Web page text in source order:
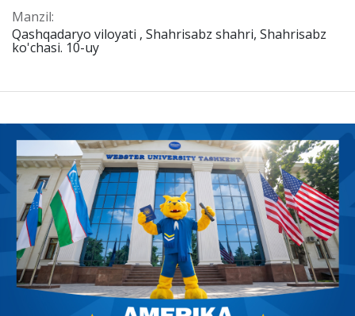
Manzil:
Qashqadaryo viloyati , Shahrisabz shahri, Shahrisabz
ko'chasi. 10-uy